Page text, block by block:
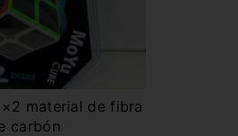
material de fibra
carbón